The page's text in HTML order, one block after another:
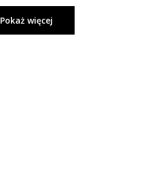
Pokaż więcej